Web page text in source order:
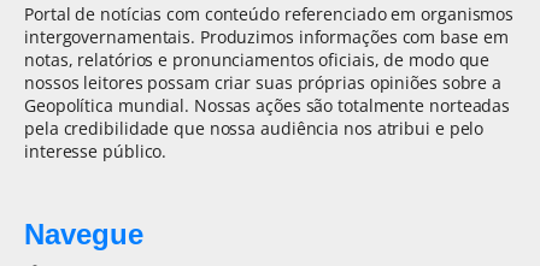
Portal de notícias com conteúdo referenciado em organismos
intergovernamentais. Produzimos informações com base em
notas, relatórios e pronunciamentos oficiais, de modo que
nossos leitores possam criar suas próprias opiniões sobre a
Geopolítica mundial. Nossas ações são totalmente norteadas
pela credibilidade que nossa audiência nos atribui e pelo
interesse público.
Navegue